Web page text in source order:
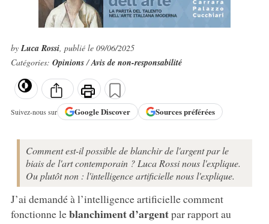
byLuca Rossi, publié le 09/06/2025
Catégories: Opinions/Avis de non-responsabilité
Suivez-nous sur GoogleDiscover Sources préférées
Comment est-il possible de blanchir de l'argent par le
biais de l'art contemporain ? Luca Rossi nous l'explique.
Ou plutôt non : l'intelligence artificielle nous l'explique.
J’ai demandé à l’intelligence artificielle comment
fonctionne leblanchiment d’argentpar rapport au